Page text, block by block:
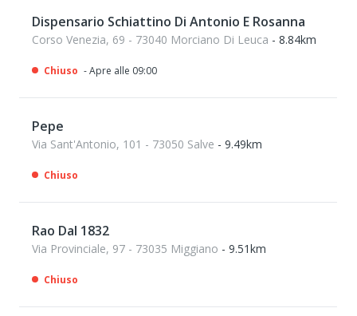
Dispensario Schiattino Di Antonio E Rosanna
Corso Venezia, 69 - 73040 Morciano Di Leuca - 8.84km
Chiuso - Apre alle 09:00
Pepe
Via Sant'Antonio, 101 - 73050 Salve - 9.49km
Chiuso
Rao Dal 1832
Via Provinciale, 97 - 73035 Miggiano - 9.51km
Chiuso